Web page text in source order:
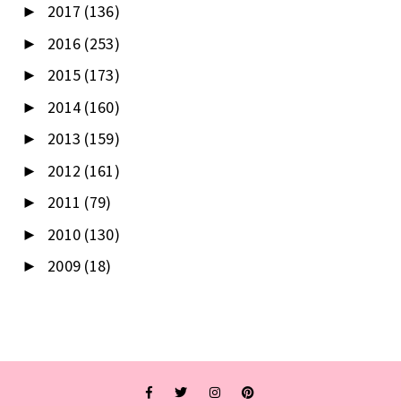
► 2017 (136)
► 2016 (253)
► 2015 (173)
► 2014 (160)
► 2013 (159)
► 2012 (161)
► 2011 (79)
► 2010 (130)
► 2009 (18)